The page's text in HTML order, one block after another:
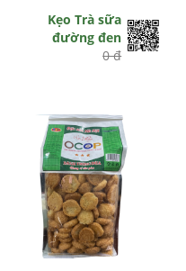
Kẹo Trà sữa
đường đen
0 đ